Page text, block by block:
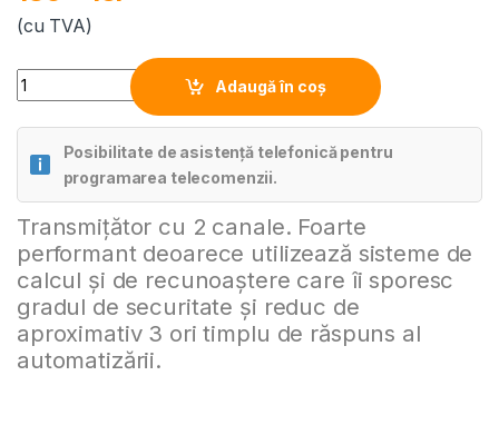
(cu TVA)
Quantity
Adaugă în coș
Posibilitate de asistență telefonică pentru
programarea telecomenzii.
Alternative:
Transmițător cu 2 canale. Foarte
performant deoarece utilizează sisteme de
calcul și de recunoaștere care îi sporesc
gradul de securitate și reduc de
aproximativ 3 ori timplu de răspuns al
automatizării.